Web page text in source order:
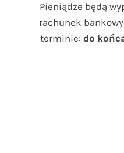
Pieniądze będą
rachunek
terminie: do